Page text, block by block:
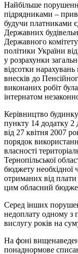
Найбільше
підрядниками –
будучи платниками
Державних
Державного
політики України
у розрахунки
відсотки
внесків до
виконаних робіт
інтернатом
Керівництво
пункту 14 додатку 2
від 27 квітня 2007
порядок
власності
Тернопільської
бюджету необхідної
отриманих від
цим обласний
Серед інших
недоплату одному з
вислугу років на
На фоні
понаднормове